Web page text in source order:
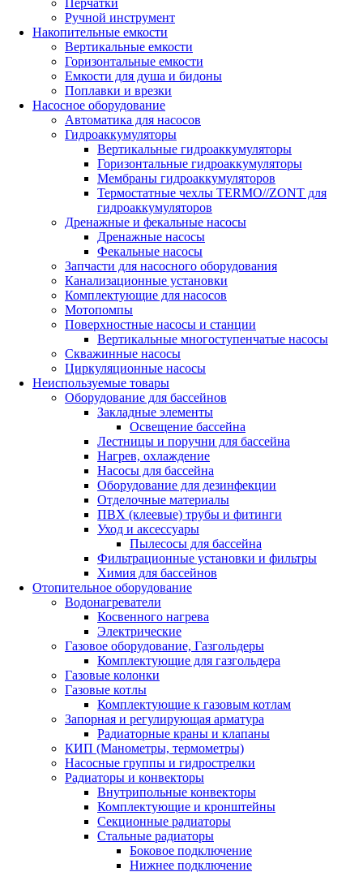
Перчатки
Ручной инструмент
Накопительные емкости
Вертикальные емкости
Горизонтальные емкости
Емкости для душа и бидоны
Поплавки и врезки
Насосное оборудование
Автоматика для насосов
Гидроаккумуляторы
Вертикальные гидроаккумуляторы
Горизонтальные гидроаккумуляторы
Мембраны гидроаккумуляторов
Термостатные чехлы TERMO//ZONT для
гидроаккумуляторов
Дренажные и фекальные насосы
Дренажные насосы
Фекальные насосы
Запчасти для насосного оборудования
Канализационные установки
Комплектующие для насосов
Мотопомпы
Поверхностные насосы и станции
Вертикальные многоступенчатые насосы
Скважинные насосы
Циркуляционные насосы
Неиспользуемые товары
Оборудование для бассейнов
Закладные элементы
Освещение бассейна
Лестницы и поручни для бассейна
Нагрев, охлаждение
Насосы для бассейна
Оборудование для дезинфекции
Отделочные материалы
ПВХ (клеевые) трубы и фитинги
Уход и аксессуары
Пылесосы для бассейна
Фильтрационные установки и фильтры
Химия для бассейнов
Отопительное оборудование
Водонагреватели
Косвенного нагрева
Электрические
Газовое оборудование, Газгольдеры
Комплектующие для газгольдера
Газовые колонки
Газовые котлы
Комплектующие к газовым котлам
Запорная и регулирующая арматура
Радиаторные краны и клапаны
КИП (Манометры, термометры)
Насосные группы и гидрострелки
Радиаторы и конвекторы
Внутрипольные конвекторы
Комплектующие и кронштейны
Секционные радиаторы
Стальные радиаторы
Боковое подключение
Нижнее подключение